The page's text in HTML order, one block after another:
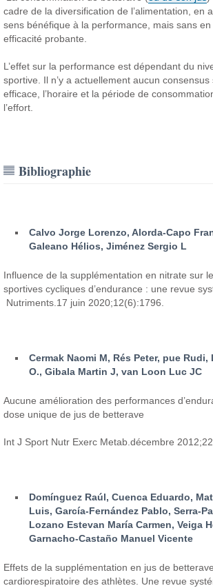
cadre de la diversification de l’alimentation, en
sens bénéfique à la performance, mais sans
efficacité probante.
L’effet sur la performance est dépendant du
sportive. Il n’y a actuellement aucun consensus
efficace, l’horaire et la période de
l’effort.
Bibliographie
Calvo Jorge Lorenzo, Alorda-Capo
Galeano Hélios, Jiménez Sergio L
Influence de la supplémentation en nitrate sur
sportives cycliques d’endurance : une revue
Nutriments.17 juin 2020;12(6):1796.
Cermak Naomi M, Rés Peter, pue
O., Gibala Martin J, van Loon Luc JC
Aucune amélioration des performances
dose unique de jus de betterave
Int J Sport Nutr Exerc Metab.décembre
Domínguez Raúl, Cuenca Eduardo,
Luis, García-Fernández Pablo, Serra-
Lozano Estevan María Carmen, Veiga
Garnacho-Castaño Manuel Vicente
Effets de la supplémentation en jus de
cardiorespiratoire des athlètes. Une revue